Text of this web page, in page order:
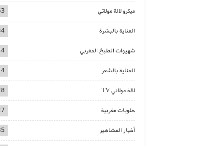
ميكرو لالة مولاتي
العناية بالبشرة
شهيوات الطبخ المغربي
العناية بالشعر
لالة مولاتي TV
حلويات مغربية
أخبار المشاهير